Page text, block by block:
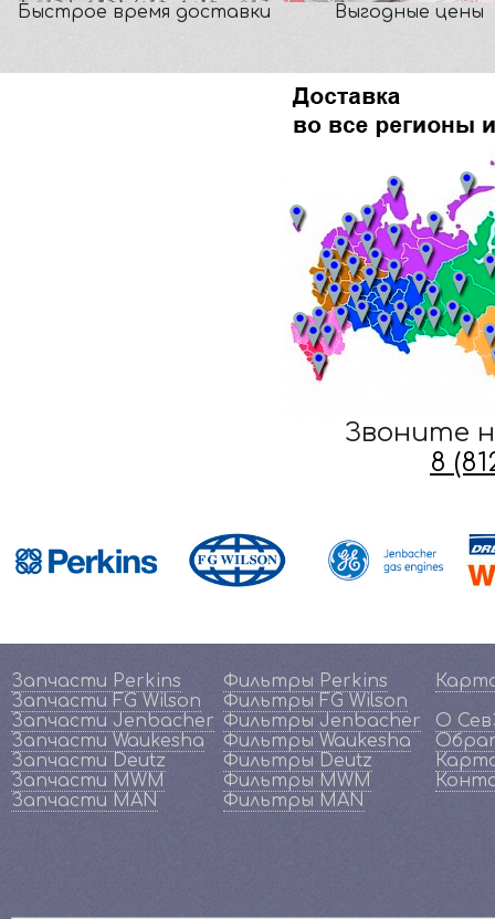
Быстрое время доставки Выгодные цены
Звоните
8
Запчасти Perkins
Запчасти FG Wilson
Запчасти Jenbacher
Запчасти Waukesha
Запчасти Deutz
Запчасти MWM
Запчасти MAN
Фильтры Perkins
Фильтры FG Wilson
Фильтры Jenbacher
Фильтры Waukesha
Фильтры Deutz
Фильтры MWM
Фильтры MAN
О